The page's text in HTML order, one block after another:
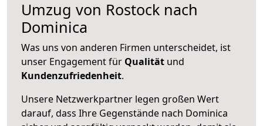
Umzug von Rostock nach
Dominica
Was uns von anderen Firmen unterscheidet, ist
unser Engagement für Qualität und
Kundenzufriedenheit.
Unsere Netzwerkpartner legen großen Wert
darauf, dass Ihre Gegenstände nach Dominica